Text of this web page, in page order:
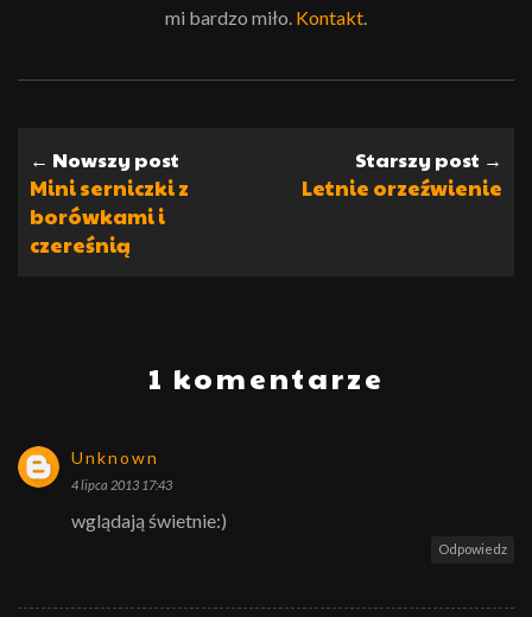
mi bardzo miło. Kontakt.
← Nowszy post
Mini serniczki z
borówkami i
czereśnią
Starszy post →
Letnie orzeźwienie
1 komentarze
Unknown
4 lipca 2013 17:43
wglądają świetnie:)
Odpowiedz